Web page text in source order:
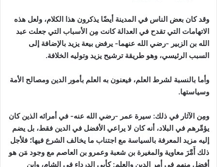
وقد كان بعض الناس في المدينة أيضًا يذكرون هذا الكلام، ولعل هذه
الاتهامات التي تقدح في العدالة كانت مِن الأسباب التي جعلت عبد
الله بن الزبير -رضي الله عنهما- يرفض بيعة يزيد بالإضافة إلى
السبب الرئيسي، وهو طريقة ترشيح يزيد وتوليه الخلافة.
وأما بالنسبة لشرط العلم، فيعنون به العلم بأمور الدين ومصالح الأمة
وسياستها.
ومِن الآثار في ذلك: سيرة عمر -رضي الله عنه- في أمرائه الذين كان
يؤمِّرهم في البلاد، أنه كان لا يراعي الأفضل في الدين فقط، بل يضم
إليه مزيد المعرفة بالسياسة مع اجتناب ما يخالف الشرع فيها؛ فلأجل
ذلك أَمَّرَ معاوية والمغيرة بن شعبة وعمرو بن العاصم مع وجود مَن هو
أفضل منهم في أمر الدين والعلم: كأبي الدرداء في الشام، وابن